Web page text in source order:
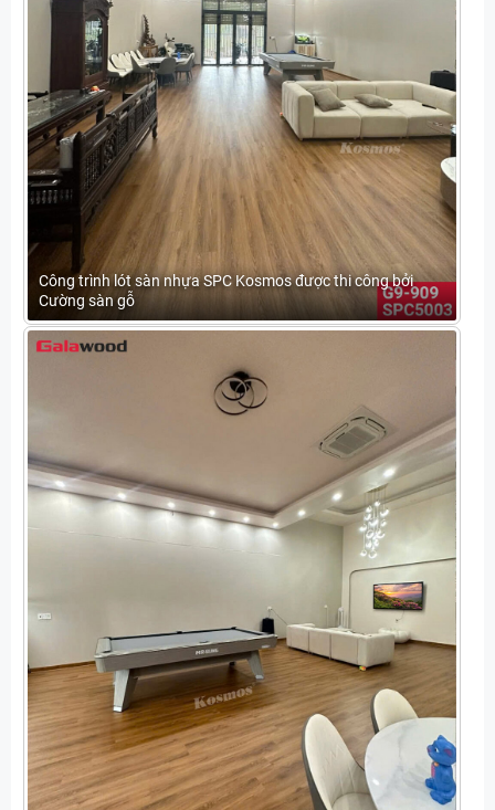
Công trình lót sàn nhựa SPC Kosmos được thi công bởi
Cường sàn gỗ